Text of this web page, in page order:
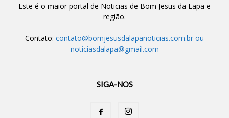
Este é o maior portal de Noticias de Bom Jesus da Lapa e
região.
Contato: contato@bomjesusdalapanoticias.com.br ou
noticiasdalapa@gmail.com
SIGA-NOS